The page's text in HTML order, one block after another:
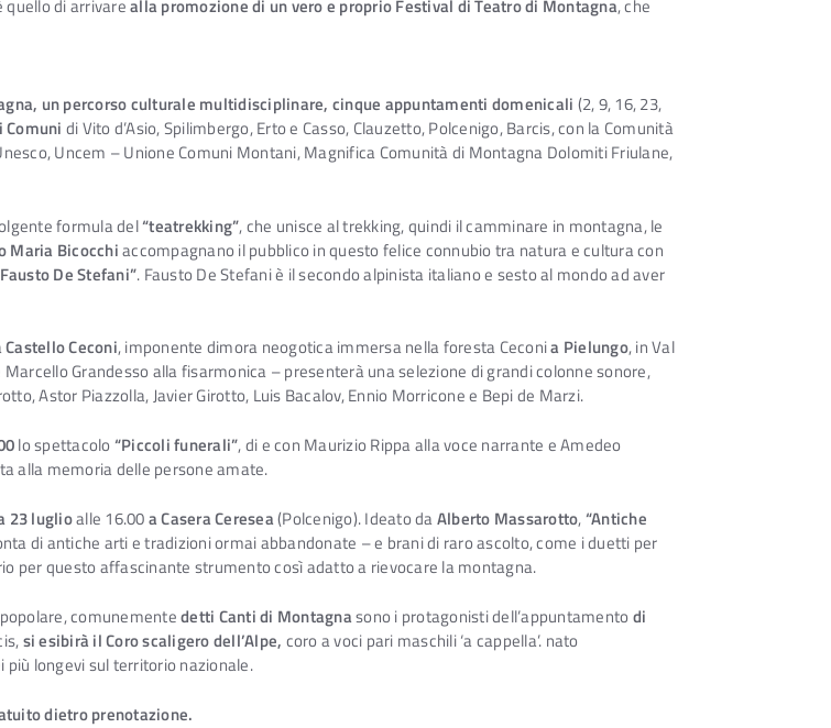
quello di arrivarealla promozione di un vero e proprio Festival di Teatro di Montagna, che
un percorso culturale multidisciplinare, cinque appuntamenti domenicali (2, 9, 16, 23,
Comuni di Vito d’Asio, Spilimbergo, Erto e Casso, Clauzetto, Polcenigo, Barcis, con la Comunità
Uncem – Unione Comuni Montani, Magnifica Comunità di Montagna Dolomiti Friulane,
formula del“teatrekking”, che unisce al trekking, quindi il camminare in montagna, le
Maria Bicocchiaccompagnano il pubblico in questo felice connubio tra natura e cultura con
De Stefani”. Fausto De Stefani è il secondo alpinista italiano e sesto al mondo ad aver
Castello Ceconi, imponente dimora neogotica immersa nella foresta Ceconia Pielungo, in Val
Grandesso alla fisarmonica – presenterà una selezione di grandi colonne sonore,
Astor Piazzolla, Javier Girotto, Luis Bacalov, Ennio Morricone e Bepi de Marzi.
lo spettacolo“Piccoli funerali”, di e con Maurizio Rippa alla voce narrante e Amedeo
alla memoria delle persone amate.
23 luglioalle 16.00a Casera Ceresea(Polcenigo). Ideato daAlberto Massarotto,“Antiche
di antiche arti e tradizioni ormai abbandonate – e brani di raro ascolto, come i duetti per
per questo affascinante strumento così adatto a rievocare la montagna.
comunementedetti Canti di Montagnasono i protagonisti dell’appuntamentodi
si esibirà il Coro scaligero dell’Alpe, coro a voci pari maschili ‘a cappella’. nato
più longevi sul territorio nazionale.
dietro prenotazione.